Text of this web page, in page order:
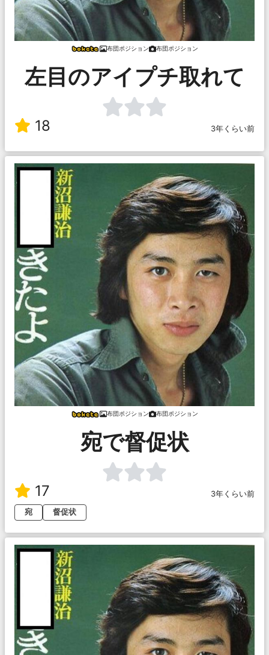
布団ポジション 布団ポジション
左目のアイプチ取れて
18 3年くらい前
布団ポジション 布団ポジション
宛で督促状
17
3年くらい前
宛
督促状